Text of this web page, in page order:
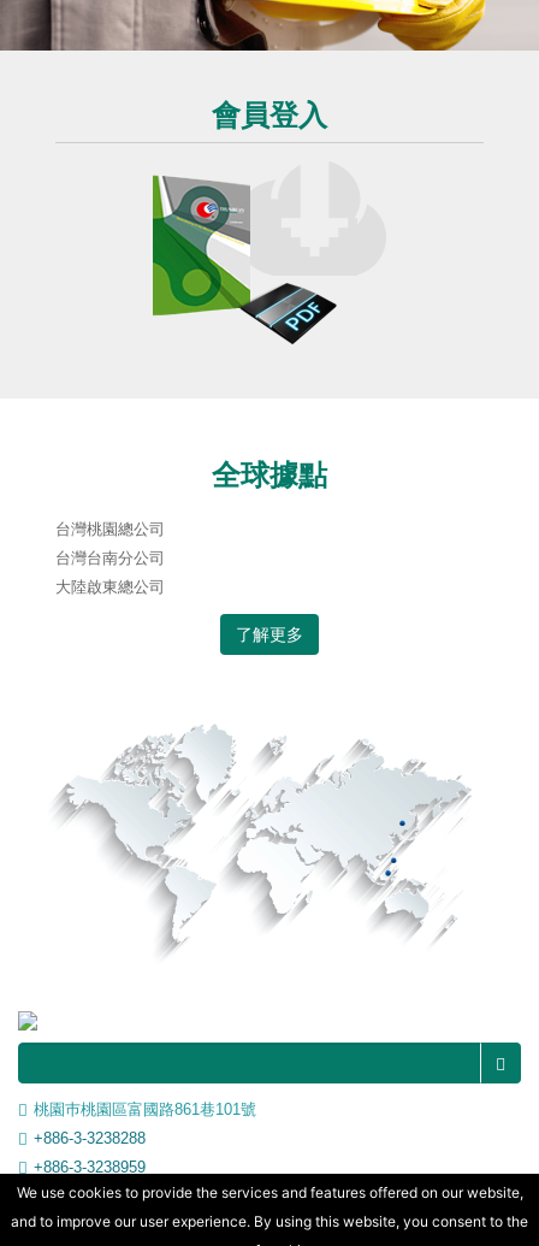
We use cookies to provide the services and features offered on our website,
and to improve our user experience. By using this website, you consent to the
會員登入
全球據點
台灣桃園總公司
台灣台南分公司
大陸啟東總公司
了解更多
桃園巿桃園區富國路861巷101號
+886-3-3238288
+886-3-3238959
info@trundean.com